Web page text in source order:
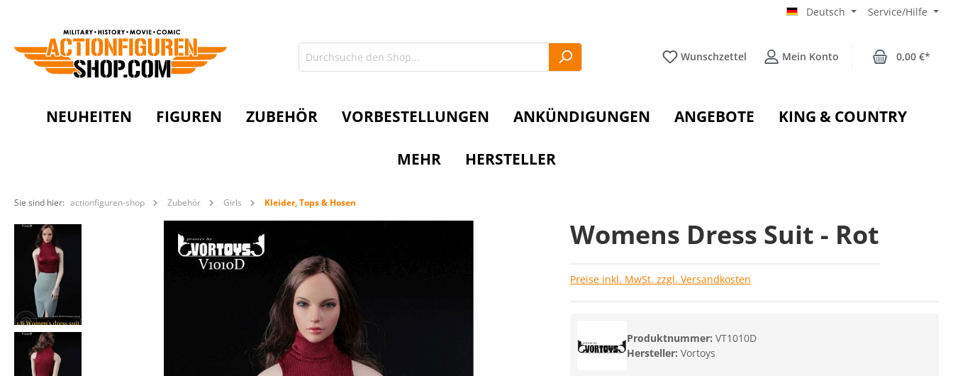
Deutsch Service/Hilfe
Wunschzettel Mein Konto 0,00 €*
NEUHEITEN FIGUREN ZUBEHÖR VORBESTELLUNGEN ANKÜNDIGUNGEN ANGEBOTE KING & COUNTRY
MEHR HERSTELLER
Sie sind hier: actionfiguren-shop Zubehör Girls Kleider, Tops & Hosen
Womens Dress Suit - Rot
Preise inkl. MwSt. zzgl. Versandkosten
Produktnummer: VT1010D
Hersteller: Vortoys